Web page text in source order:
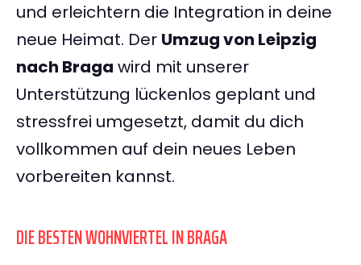
und erleichtern die Integration in deine
neue Heimat. Der Umzug von Leipzig
nach Braga wird mit unserer
Unterstützung lückenlos geplant und
stressfrei umgesetzt, damit du dich
vollkommen auf dein neues Leben
vorbereiten kannst.
DIE BESTEN WOHNVIERTEL IN BRAGA